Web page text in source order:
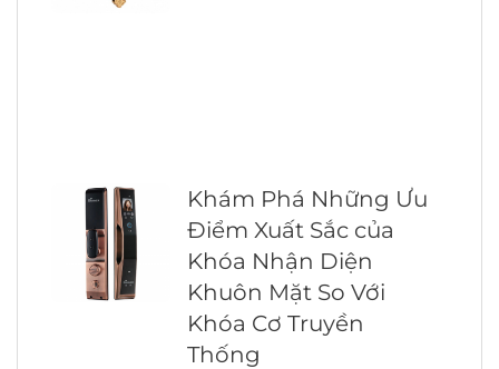
Khám Phá Những Ưu
Điểm Xuất Sắc của
Khóa Nhận Diện
Khuôn Mặt So Với
Khóa Cơ Truyền
Thống